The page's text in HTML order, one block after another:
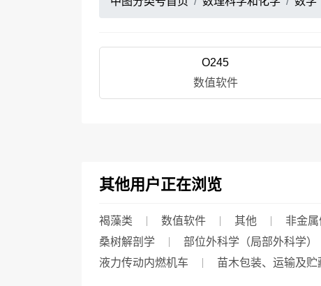
O245
数值软件
其他用户正在浏览
褐藻类 数值软件 其他 非金属
桑树解剖学
部位外科学（局部外科学）
液力传动内燃机车
苗木包装、运输及贮